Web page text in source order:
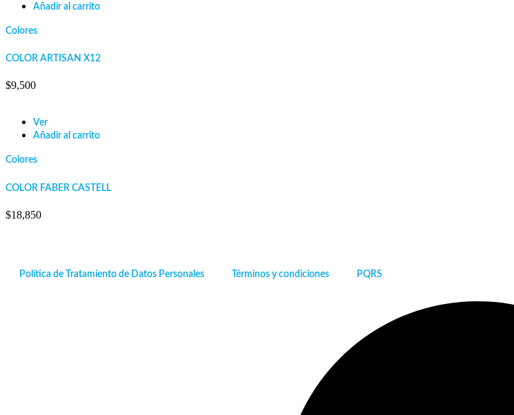
Añadir al carrito
Colores
COLOR ARTISAN X12
$9,500
Ver
Añadir al carrito
Colores
COLOR FABER CASTELL
$18,850
Política de Tratamiento de Datos Personales Términos y condiciones PQRS